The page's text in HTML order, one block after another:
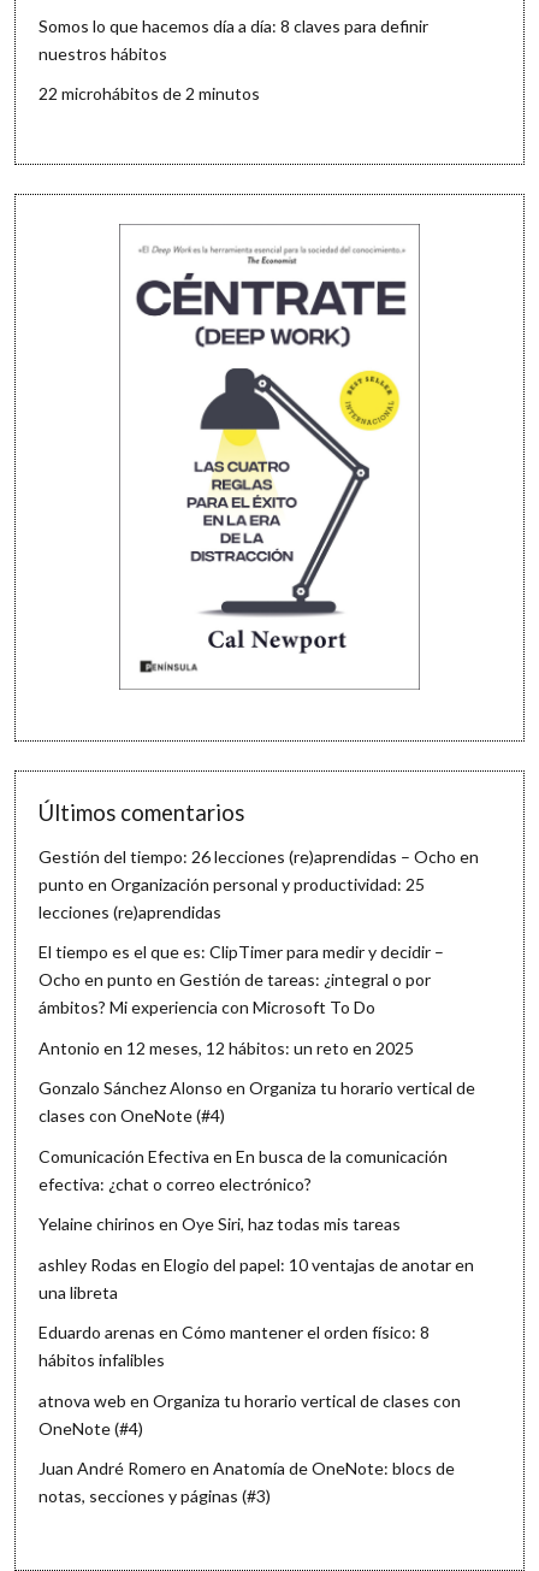
Somos lo que hacemos día a día: 8 claves para definir
nuestros hábitos
22 microhábitos de 2 minutos
Últimos comentarios
Gestión del tiempo: 26 lecciones (re)aprendidas – Ocho en
punto enOrganización personal y productividad: 25
lecciones (re)aprendidas
El tiempo es el que es: ClipTimer para medir y decidir –
Ocho en punto enGestión de tareas: ¿integral o por
ámbitos? Mi experiencia con Microsoft To Do
Antonio en 12 meses, 12 hábitos: un reto en 2025
Gonzalo Sánchez Alonso enOrganiza tu horario vertical de
clases con OneNote (#4)
Comunicación Efectiva enEn busca de la comunicación
efectiva: ¿chat o correo electrónico?
Yelaine chirinos enOye Siri, haz todas mis tareas
ashley Rodas enElogio del papel: 10 ventajas de anotar en
una libreta
Eduardo arenas enCómo mantener el orden físico: 8
hábitos infalibles
atnova web enOrganiza tu horario vertical de clases con
OneNote (#4)
Juan André Romero enAnatomía de OneNote: blocs de
notas, secciones y páginas (#3)